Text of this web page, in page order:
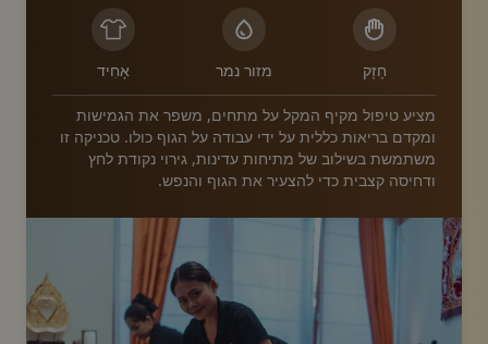
חָזָק מזור נמר אָחִיד
מציע טיפול מקיף המקל על מתחים, משפר את הגמישות
ומקדם בריאות כללית על ידי עבודה על הגוף כולו. טכניקה זו
משתמשת בשילוב של מתיחות עדינות, גירוי נקודת לחץ
ודחיסה קצבית כדי להצעיר את הגוף והנפש.